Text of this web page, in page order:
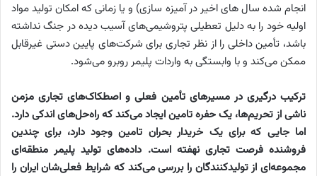
انجام شده سال های اخیر در آمیزه سازی) و یا زمانی که امکان تولید مواد
اولیه خود را به دلیل تعطیلی پتروشیمی‌های آسیب دیده در جنگ نداشته
باشد، تأمین داخلی را از نظر تجاری برای شرکت‌های پایین دستی غیرقابل
ممکن می‌کند و با وابستگی به واردات پلیمر روبرو می‌شود.
ترکیب درگیری در مسیرهای تأمین فعلی و اصطکاک‌های تجاری مزمن
ناشی از تحریم‌ها، یک حفره تامین ایجاد می‌کند که راه‌حل‌های اندکی دارد.
اما جایی که برای یک خریدار بحران تامین وجود دارد، برای چندین
فروشنده فرصت تجاری نهفته است. داده‌های تولید پلیمر منطقه‌ای
مجموعه‌ای از تولیدکنندگان را بررسی می‌کند که شرایط فعلی‌شان ایران را